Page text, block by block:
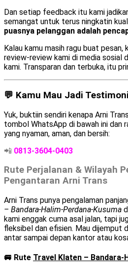
Dan setiap feedback itu kami
semangat untuk terus ningkatin
puasnya pelanggan adalah
Kalau kamu masih ragu buat pesan,
review-review kami di media sosial
kami. Transparan dan terbuka, itu
💬 Kamu Mau Jadi
Yuk, buktiin sendiri kenapa Arni
tombol WhatsApp di bawah ini dan
yang nyaman, aman, dan bersih:
📲 0813-3604-0403
Rute Perjalanan & Wilayah
Pengantaran Arni Trans
Arni Trans punya pengalaman
– Bandara-Halim-Perdana-Kusuma
kami enggak cuma asal jalan, tapi
fleksibel dan efisien. Mau dijemput
antar sampai depan kantor atau
🚐 Rute Travel Klaten – Bandara-